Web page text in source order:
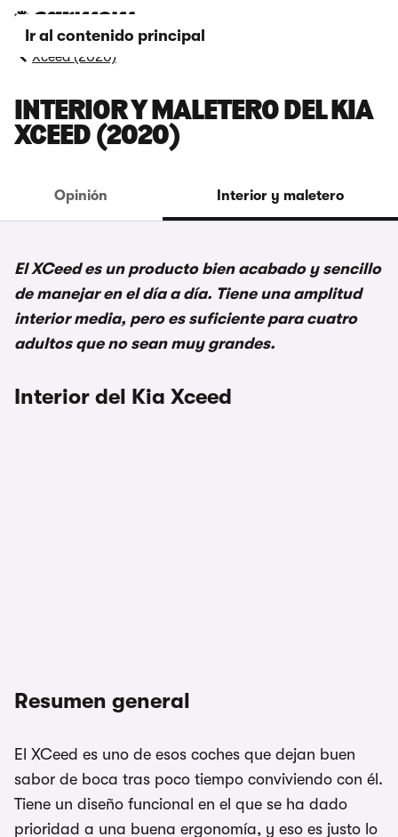
Ir al contenido principal
Xceed (2020)
INTERIOR Y MALETERO DEL KIA
XCEED (2020)
Opinión Interior y maletero
El XCeed es un producto bien acabado y sencillo
de manejar en el día a día. Tiene una amplitud
interior media, pero es suficiente para cuatro
adultos que no sean muy grandes.
Interior del Kia Xceed
Resumen general
El XCeed es uno de esos coches que dejan buen
sabor de boca tras poco tiempo conviviendo con él.
Tiene un diseño funcional en el que se ha dado
prioridad a una buena ergonomía, y eso es justo lo